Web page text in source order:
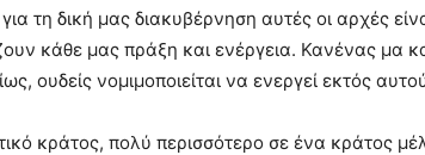
τη δική μας διακυβέρνηση αυτές οι αρχές
κάθε μας πράξη και ενέργεια. Κανένας μα
ουδείς νομιμοποιείται να ενεργεί εκτός
κράτος, πολύ περισσότερο σε ένα κράτος